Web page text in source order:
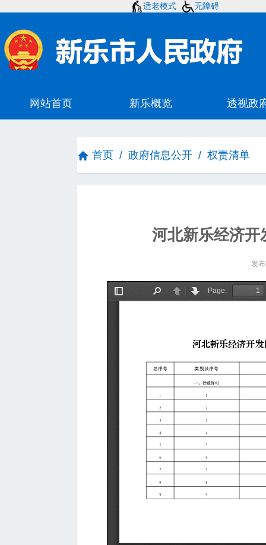
适老模式 无障碍
首页 / 政府信息公开 / 权责清单
河北新乐经济开
发